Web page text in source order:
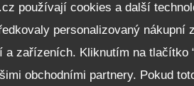
používají cookies a další
personalizovaný
a zařízeních. Kliknutím na
obchodními partnery. Pokud